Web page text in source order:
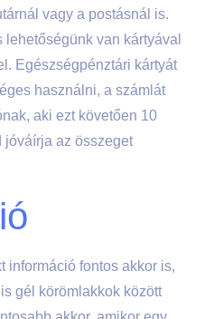
vagy a postásnál is.
van kártyával
Egészségpénztári kártyát
használni, a számlát
aki ezt követően 10
jóváírja az összeget
információ fontos akkor is,
gél körömlakkok között